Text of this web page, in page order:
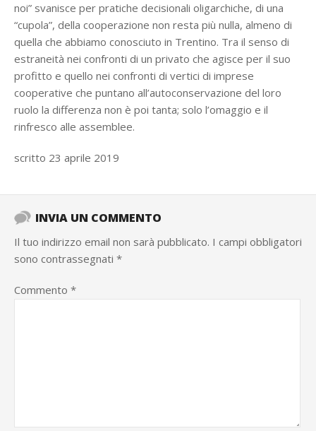
noi” svanisce per pratiche decisionali oligarchiche, di una
“cupola”, della cooperazione non resta più nulla, almeno di
quella che abbiamo conosciuto in Trentino. Tra il senso di
estraneità nei confronti di un privato che agisce per il suo
profitto e quello nei confronti di vertici di imprese
cooperative che puntano all’autoconservazione del loro
ruolo la differenza non è poi tanta; solo l’omaggio e il
rinfresco alle assemblee.
scritto 23 aprile 2019
INVIA UN COMMENTO
Il tuo indirizzo email non sarà pubblicato. I campi obbligatori
sono contrassegnati *
Commento *